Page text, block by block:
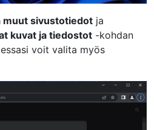
muut sivustotiedot ja
kuvat ja tiedostot -kohdan
voit valita myös